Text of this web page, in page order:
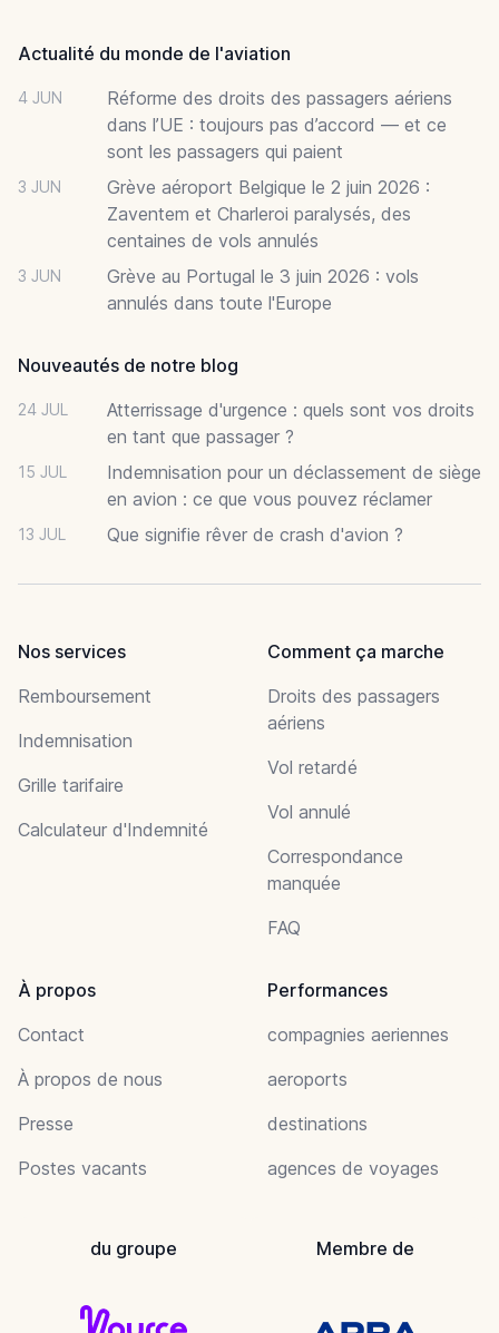
Actualité du monde de l'aviation
4 JUN
Réforme des droits des passagers aériens
dans l’UE : toujours pas d’accord — et ce
sont les passagers qui paient
3 JUN
Grève aéroport Belgique le 2 juin 2026 :
Zaventem et Charleroi paralysés, des
centaines de vols annulés
3 JUN
Grève au Portugal le 3 juin 2026 : vols
annulés dans toute l'Europe
Nouveautés de notre blog
24 JUL
Atterrissage d'urgence : quels sont vos droits
en tant que passager ?
15 JUL
Indemnisation pour un déclassement de siège
en avion : ce que vous pouvez réclamer
13 JUL Que signifie rêver de crash d'avion ?
Nos services
Remboursement
Indemnisation
Grille tarifaire
Calculateur d'Indemnité
Comment ça marche
Droits des passagers
aériens
Vol retardé
Vol annulé
Correspondance
manquée
FAQ
À propos
Contact
À propos de nous
Presse
Postes vacants
Performances
compagnies aeriennes
aeroports
destinations
agences de voyages
du groupe Membre de